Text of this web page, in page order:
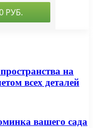
на
всех деталей
вашего сада